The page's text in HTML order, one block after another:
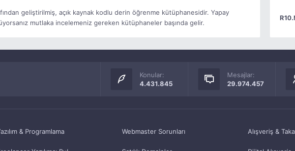
geliştirilmiş, açık kaynak kodlu derin öğrenme kütüphanesidir. Yapay
mutlaka incelemeniz gereken kütüphaneler başında gelir.
Konular:
4.431.845
Mesajlar:
29.974.457
& Programlama Webmaster Sorunları Alışveriş &